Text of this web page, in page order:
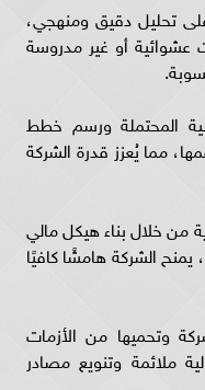
على تحليل دقيق ومنهجي،
عشوائية أو غير مدروسة
المحتملة ورسم خطط
مما يُعزز قدرة الشركة
من خلال بناء هيكل مالي
الشركة هامشًا كافيًا
وتحميها من الأزمات
ملائمة وتنويع مصادر